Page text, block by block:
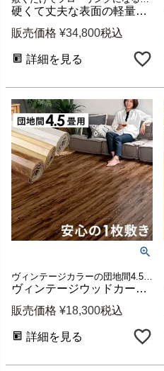
硬くて丈夫な表面の軽量ウッドカーペット GA-60 江戸間8畳用 約350×350cm (2梱包・低ホルマリン) [cpt-ga-60-e80]
販売価格 ¥34,800税込
詳細を見る
ヴィンテージカラーの団地間4.5畳ウッドカーペット 新生活
ヴィンテージウッドカーペット GA-60シリーズ 団地間4.5畳用 約243×245cm 1梱包タイプ [ga-60-d45-vintage]
販売価格 ¥18,300税込
詳細を見る